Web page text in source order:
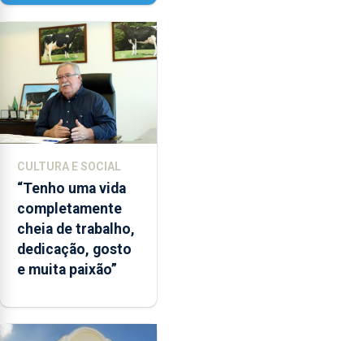
Paisagem’
CULTURA E SOCIAL
“Tenho uma vida
completamente
cheia de trabalho,
dedicação, gosto
e muita paixão”